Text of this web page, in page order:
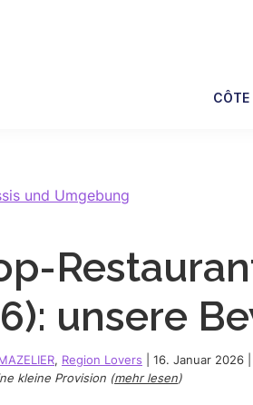
CÔTE
und Umgebung
unsere
, Region Lovers 16. Januar 2026
kleine Provision (mehr lesen)